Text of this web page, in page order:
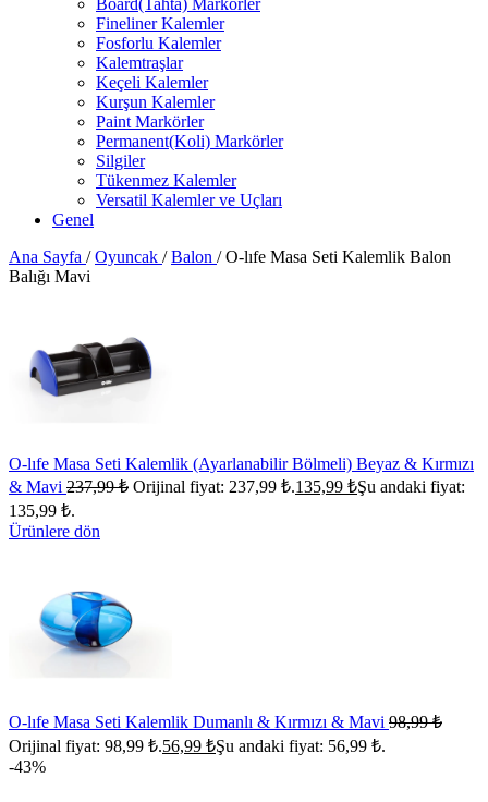
Board(Tahta) Markörler
Fineliner Kalemler
Fosforlu Kalemler
Kalemtraşlar
Keçeli Kalemler
Kurşun Kalemler
Paint Markörler
Permanent(Koli) Markörler
Silgiler
Tükenmez Kalemler
Versatil Kalemler ve Uçları
Genel
Ana Sayfa / Oyuncak / Balon / O-lıfe Masa Seti Kalemlik Balon
Balığı Mavi
O-lıfe Masa Seti Kalemlik (Ayarlanabilir Bölmeli) Beyaz & Kırmızı
& Mavi 237,99₺ Orijinal fiyat: 237,99 ₺.135,99 ₺Şu andaki fiyat:
135,99 ₺.
Ürünlere dön
O-lıfe Masa Seti Kalemlik Dumanlı & Kırmızı & Mavi 98,99₺
Orijinal fiyat: 98,99 ₺.56,99 ₺Şu andaki fiyat: 56,99 ₺.
-43%